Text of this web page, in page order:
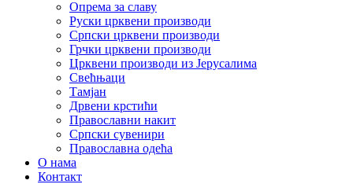
Опрема за славу
Руски црквени производи
Српски црквени производи
Грчки црквени производи
Црквени производи из Јерусалима
Свећњаци
Тамјан
Дрвени крстићи
Православни накит
Српски сувенири
Православна одећа
О нама
Контакт